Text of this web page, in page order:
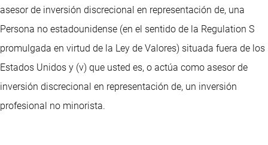
asesor de inversión discrecional en representación de, una
Persona no estadounidense (en el sentido de la Regulation S
promulgada en virtud de la Ley de Valores) situada fuera de los
Estados Unidos y (v) que usted es, o actúa como asesor de
inversión discrecional en representación de, un inversión
profesional no minorista.